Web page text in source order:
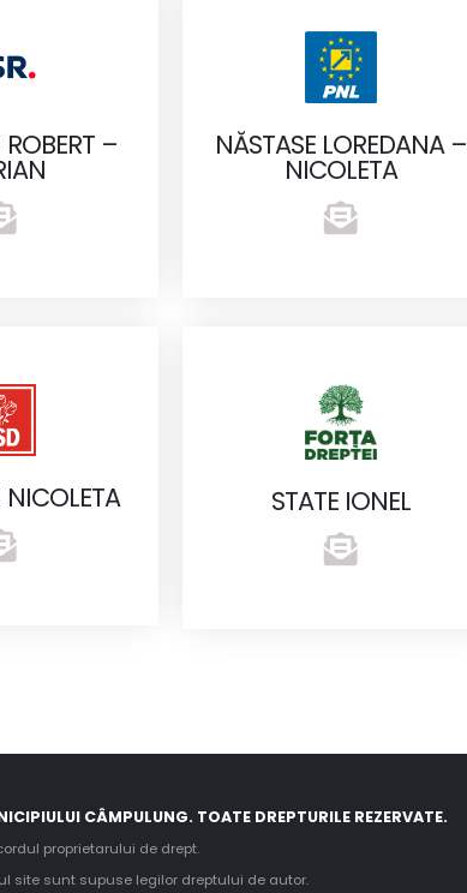
– NĂSTASE LOREDANA –
NICOLETA
STATE IONEL
CÂMPULUNG. TOATE DREPTURILE REZERVATE.
proprietarului de drept.
site sunt supuse legilor dreptului de autor.